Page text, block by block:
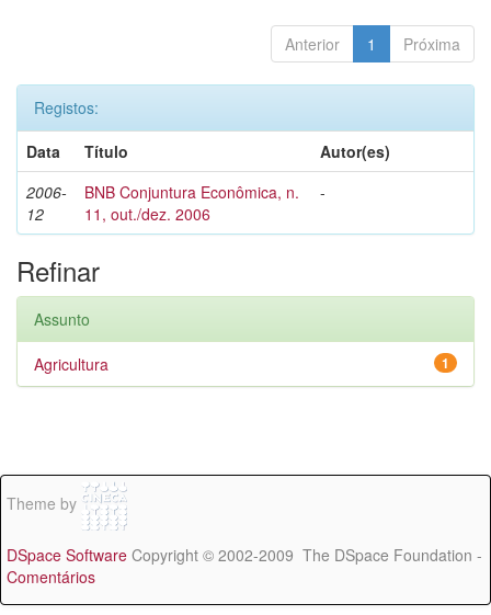
Anterior 1 Próxima
Registos:
Data
Título
Autor(es)
2006-
12
BNB Conjuntura Econômica, n.
11, out./dez. 2006
-
Refinar
Assunto
1
Agricultura
Theme by
DSpace Software Copyright © 2002-2009 The DSpace Foundation -
Comentários